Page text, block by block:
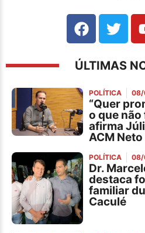
ÚLTIMAS
POLÍTICA
“Quer
o que não
afirma
ACM Neto
POLÍTICA
Dr.
destaca
familiar
Caculé